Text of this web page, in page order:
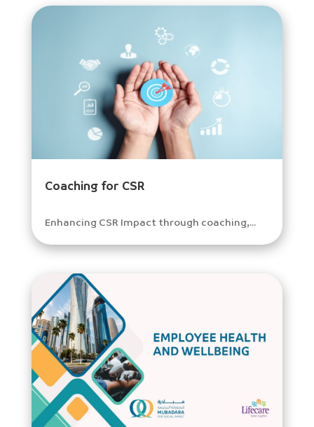
Coaching for CSR
Enhancing CSR Impact through coaching,...